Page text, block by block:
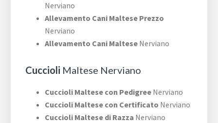
Nerviano
Allevamento Cani Maltese Prezzo
Nerviano
Allevamento Cani Maltese Nerviano
Cuccioli Maltese Nerviano
Cuccioli Maltese con Pedigree Nerviano
Cuccioli Maltese con Certificato Nerviano
Cuccioli Maltese di Razza Nerviano